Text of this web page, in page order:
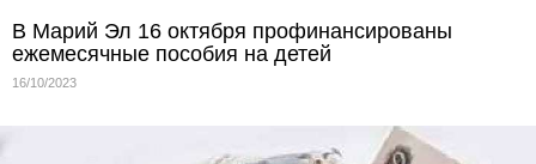
В Марий Эл 16 октября профинансированы
ежемесячные пособия на детей
16/10/2023